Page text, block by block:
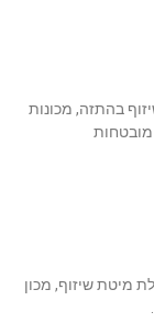
בהתזה, מכונות
מובטחות
מיטת שיזוף, מכון